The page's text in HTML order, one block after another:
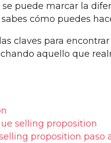
puede marcar la
cómo puedes
claves para
aquello que
selling proposition
proposition paso